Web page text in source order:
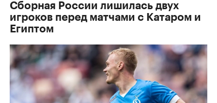
Сборная России лишилась двух
игроков перед матчами с Катаром и
Египтом